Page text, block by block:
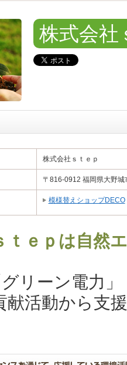
株式会社
株式会社ｓｔｅｐ
〒816-0912 福岡県大野城
模様替えショップDECO
ｔｅｐは自然
リーン電力
献活動から支